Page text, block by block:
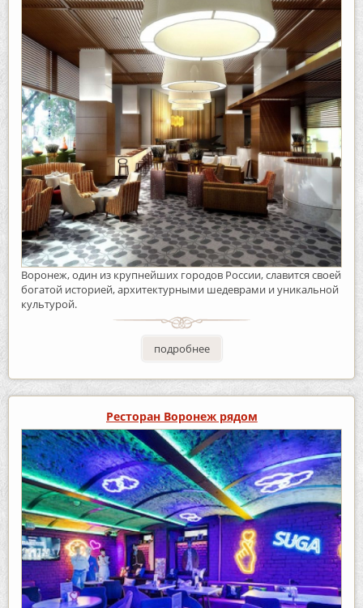
Воронеж, один из крупнейших городов России, славится своей
богатой историей, архитектурными шедеврами и уникальной
культурой.
подробнее
Ресторан Воронеж рядом